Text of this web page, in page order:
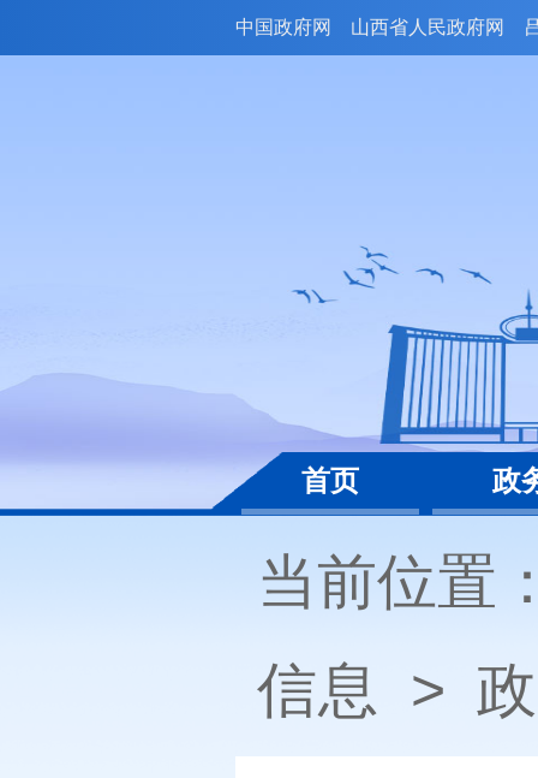
中国政府网 山西省人民政府网
首页 政
当前位置
信息 >